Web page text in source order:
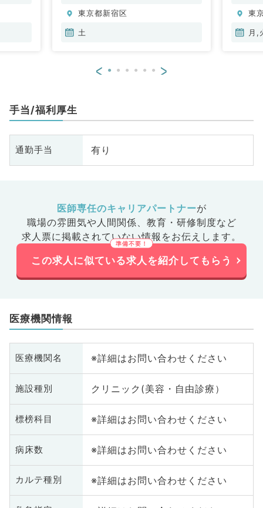
東京都新宿区
土
東
月,
< >
手当/福利厚生
通勤手当 有り
医師専任のキャリアパートナーが
職場の雰囲気や人間関係、 教育・研修制度など
求人票に掲載されていない情報をお伝えします。
この求人に似ている求人を紹介してもらう
医療機関情報
医療機関名 ※詳細はお問い合わせください
施設種別 クリニック(美容・自由診療）
標榜科目 ※詳細はお問い合わせください
病床数 ※詳細はお問い合わせください
カルテ種別 ※詳細はお問い合わせください